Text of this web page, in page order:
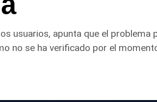
usuarios, apunta que el problema
no se ha verificado por el